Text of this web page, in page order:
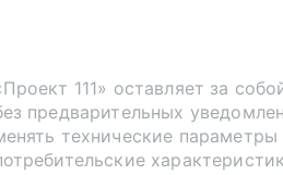
111» оставляет за
предварительных
технические параметры